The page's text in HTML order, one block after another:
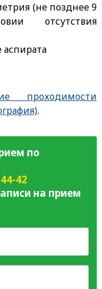
(не позднее 9
отсутствия
аспирата
проходимости
.
по
42
на прием